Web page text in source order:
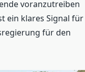
voranzutreiben
ein klares Signal für
für den